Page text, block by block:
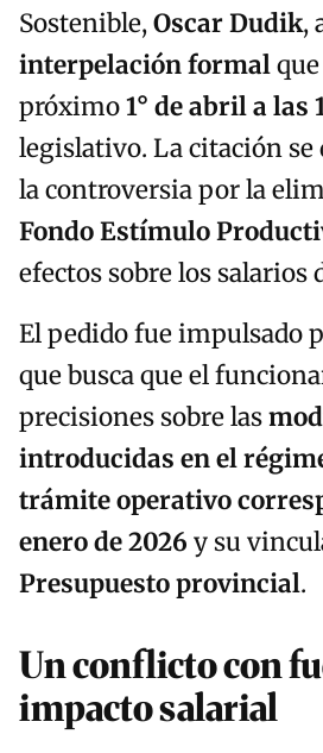
Sostenible,Oscar Dudik,
interpelación formal
próximo1° de abril a las
legislativo. La citación se
la controversia por la
Fondo Estímulo
efectos sobre los salarios
El pedido fue impulsado
que busca que el
precisiones sobre las
introducidas en el
trámite operativo
enero de 2026 y su
Presupuesto provincial.
Un conflicto con
impacto salarial